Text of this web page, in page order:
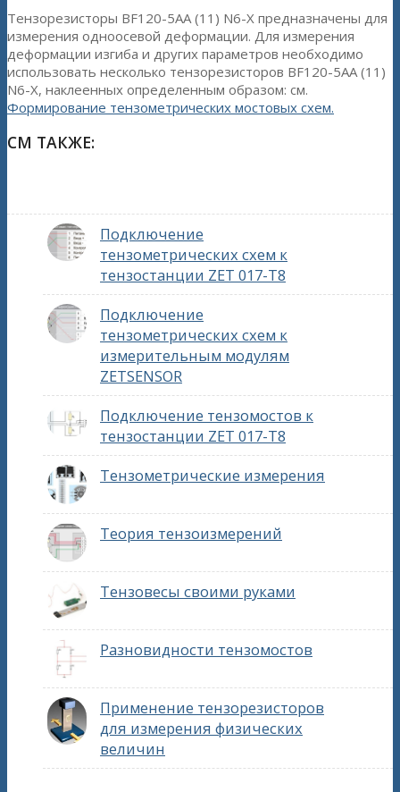
Тензорезисторы BF120-5AA (11) N6-X предназначены для
измерения одноосевой деформации. Для измерения
деформации изгиба и других параметров необходимо
использовать несколько тензорезисторов BF120-5AA (11)
N6-X, наклеенных определенным образом: см.
Формирование тензометрических мостовых схем.
СМ ТАКЖЕ:
Подключение
тензометрических схем к
тензостанции ZET 017-T8
Подключение
тензометрических схем к
измерительным модулям
ZETSENSOR
Подключение тензомостов к
тензостанции ZET 017-T8
Тензометрические измерения
Теория тензоизмерений
Тензовесы своими руками
Разновидности тензомостов
Применение тензорезисторов
для измерения физических
величин